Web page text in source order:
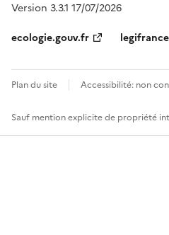
Version 3.3.1 17/07/2026
ecologie.gouv.fr
Plan du site Accessibilité: non
Sauf mention explicite de propriété